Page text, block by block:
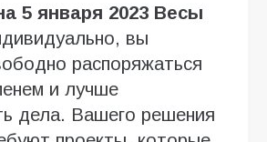
5 января 2023 Весы
вы
распоряжаться
и лучше
дела. Вашего решения